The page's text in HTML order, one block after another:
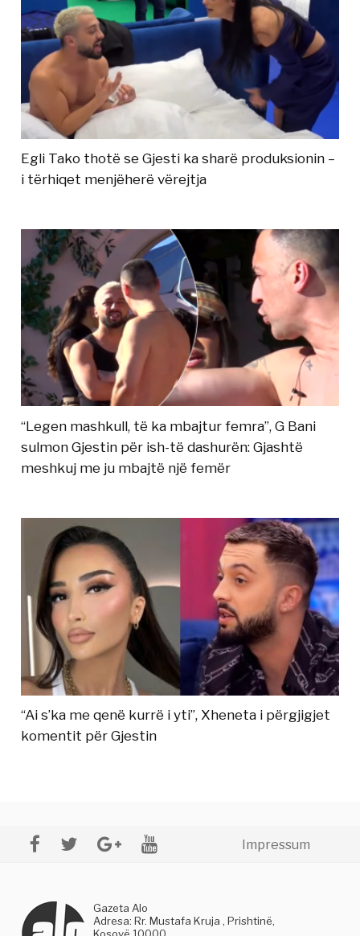
Egli Tako thotë se Gjesti ka sharë produksionin –
i tërhiqet menjëherë vërejtja
“Legen mashkull, të ka mbajtur femra”, G Bani
sulmon Gjestin për ish-të dashurën: Gjashtë
meshkuj me ju mbajtë një femër
“Ai s’ka me qenë kurrë i yti”, Xheneta i përgjigjet
komentit për Gjestin
Impressum
Gazeta Alo
Adresa: Rr. Mustafa Kruja , Prishtinë,